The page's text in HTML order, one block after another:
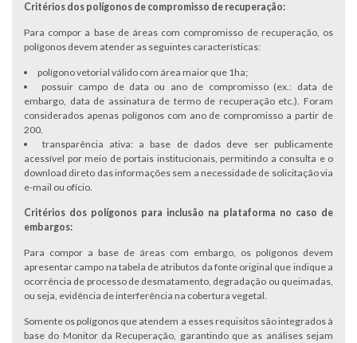
Critérios dos polígonos de compromisso de recuperação:
Para compor a base de áreas com compromisso de recuperação, os
polígonos devem atender as seguintes características:
polígono vetorial válido com área maior que 1ha;
possuir campo de data ou ano de compromisso (ex.: data de
embargo, data de assinatura de termo de recuperação etc.). Foram
considerados apenas polígonos com ano de compromisso a partir de
200.
transparência ativa: a base de dados deve ser publicamente
acessível por meio de portais institucionais, permitindo a consulta e o
download direto das informações sem a necessidade de solicitação via
e-mail ou ofício.
Critérios dos polígonos para inclusão na plataforma no caso de
embargos:
Para compor a base de áreas com embargo, os polígonos devem
apresentar campo na tabela de atributos da fonte original que indique a
ocorrência de processo de desmatamento, degradação ou queimadas,
ou seja, evidência de interferência na cobertura vegetal.
Somente os polígonos que atendem a esses requisitos são integrados à
base do Monitor da Recuperação, garantindo que as análises sejam